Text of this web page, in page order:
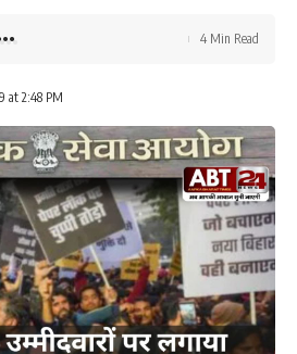
at 2:48 PM
4 Min Read